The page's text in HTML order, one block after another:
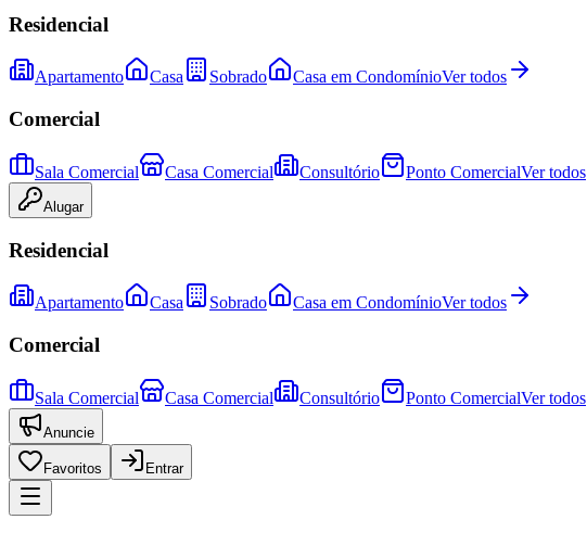
Residencial
Apartamento Casa Sobrado Casa em CondomínioVer todos
Comercial
Sala Comercial Casa Comercial Consultório Ponto ComercialVer todos
Alugar
Residencial
Apartamento Casa Sobrado Casa em CondomínioVer todos
Comercial
Sala Comercial Casa Comercial Consultório Ponto ComercialVer todos
Anuncie
Favoritos Entrar